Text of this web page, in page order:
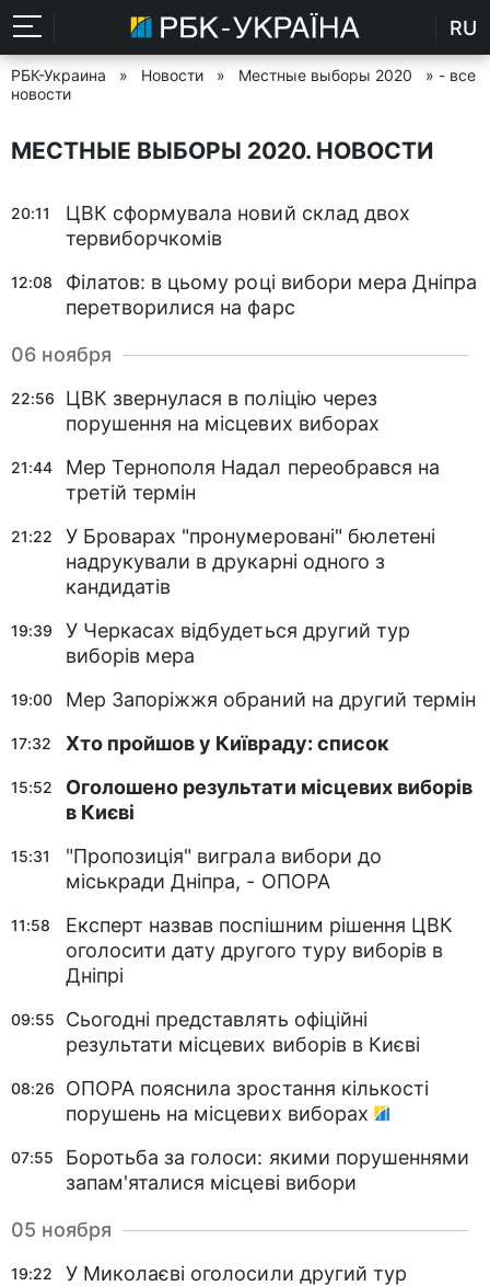
RU
РБК-Украина » Новости » Местные выборы 2020
» - все
новости
МЕСТНЫЕ ВЫБОРЫ 2020. НОВОСТИ
20:11
ЦВК сформувала новий склад двох
тервиборчкомів
12:08
Філатов: в цьому році вибори мера Дніпра
перетворилися на фарс
06 ноября
22:56
ЦВК звернулася в поліцію через
порушення на місцевих виборах
21:44
Мер Тернополя Надал переобрався на
третій термін
21:22
У Броварах "пронумеровані" бюлетені
надрукували в друкарні одного з
кандидатів
19:39
У Черкасах відбудеться другий тур
виборів мера
19:00 Мер Запоріжжя обраний на другий термін
17:32 Хто пройшов у Київраду: список
15:52
Оголошено результати місцевих виборів
в Києві
15:31
"Пропозиція" виграла вибори до
міськради Дніпра, - ОПОРА
11:58
Експерт назвав поспішним рішення ЦВК
оголосити дату другого туру виборів в
Дніпрі
09:55
Сьогодні представлять офіційні
результати місцевих виборів в Києві
08:26
ОПОРА пояснила зростання кількості
порушень на місцевих виборах
07:55
Боротьба за голоси: якими порушеннями
запам'яталися місцеві вибори
05 ноября
19:22
У Миколаєві оголосили другий тур